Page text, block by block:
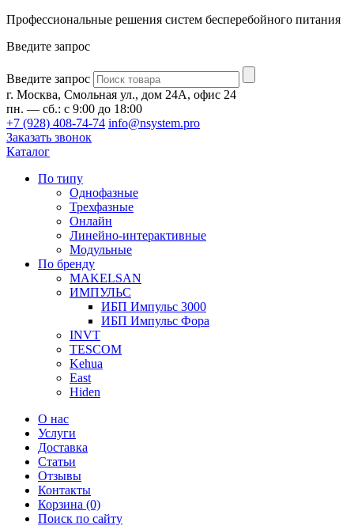
Профессиональные решения систем бесперебойного питания
Введите запрос
Введите запрос
г. Москва, Смольная ул., дом 24А, офис 24
пн. — сб.: с 9:00 до 18:00
+7 (928) 408-74-74 info@nsystem.pro
Заказать звонок
Каталог
По типу
Однофазные
Трехфазные
Онлайн
Линейно-интерактивные
Модульные
По бренду
MAKELSAN
ИМПУЛЬС
ИБП Импульс 3000
ИБП Импульс Фора
INVT
TESCOM
Kehua
East
Hiden
О нас
Услуги
Доставка
Статьи
Отзывы
Контакты
Корзина (0)
Поиск по сайту